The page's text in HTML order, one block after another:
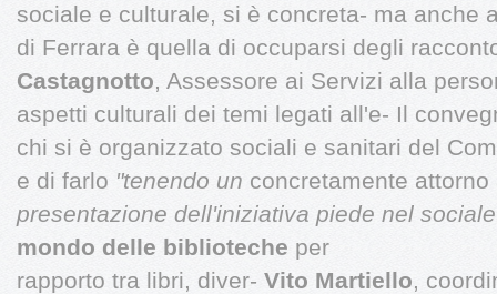
sociale e culturale, si è concreta- ma anche
di Ferrara è quella di occuparsi degli
Castagnotto, Assessore ai Servizi alla
aspetti culturali dei temi legati all'e- Il
chi si è organizzato sociali e sanitari del
e di farlo "tenendo un concretamente
presentazione dell'iniziativa piede nel
mondo delle biblioteche per
rapporto tra libri, diver- Vito Martiello,